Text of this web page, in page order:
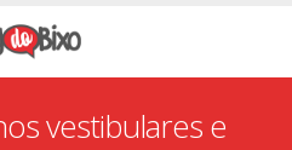
vestibulares e